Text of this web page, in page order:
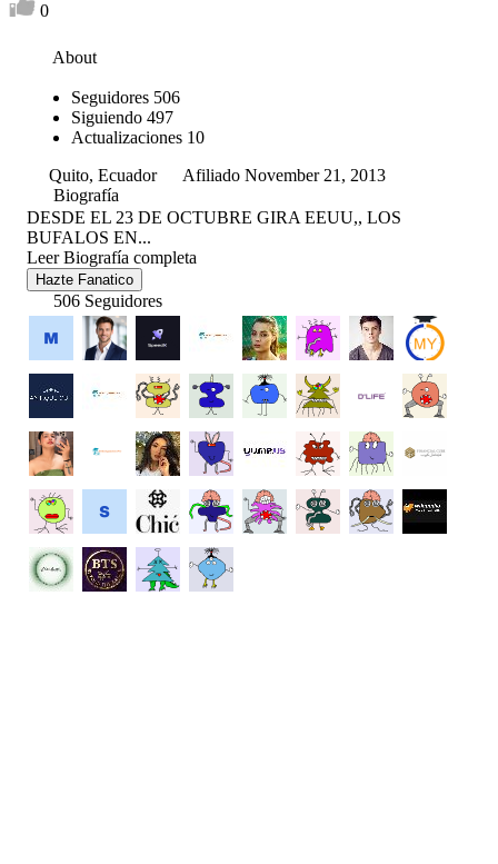
0
About
Seguidores 506
Siguiendo 497
Actualizaciones 10
Quito, Ecuador
Afiliado November 21, 2013
Biografía
DESDE EL 23 DE OCTUBRE GIRA EEUU,, LOS
BUFALOS EN...
Leer Biografía completa
Hazte Fanatico
506 Seguidores